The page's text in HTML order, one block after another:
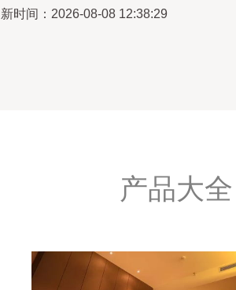
时间：2026-08-08 12:38:29
产品大全